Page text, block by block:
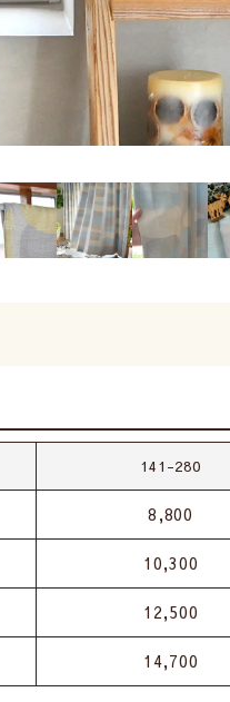
141-280
8,800
10,300
12,500
14,700